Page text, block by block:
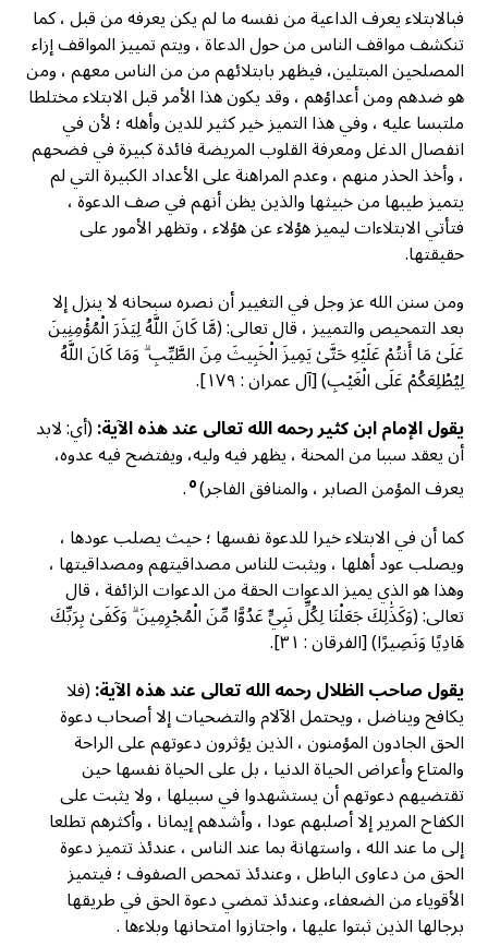
فبالابتلاء يعرف الداعية من نفسه ما لم يكن يعرفه من قبل ، كما
تنكشف مواقف الناس من حول الدعاة ، ويتم تمييز المواقف إزاء
المصلحين المبتلين، فيظهر بابتلائهم من من الناس معهم ، ومن
هو ضدهم ومن أعداؤهم ، وقد يكون هذا الأمر قبل الابتلاء مختلطا
ملتبسا عليه ، وفي هذا التميز خیر کثیر للدين وأهله ؛ لأن في
انفصال الدغل ومعرفة القلوب المريضة فائدة كبيرة في فضحهم
، وأخذ الحذر منهم ، وعدم المراهنة على الأعداد الكبيرة التي لم
يتميز طيبها من خبيثها والذين يظن أنهم في صف الدعوة ،
فتأتي الابتلاءات ليميز هؤلاء عن هؤلاء ، وتظهر الأمور على
حقيقتها.
ومن سنن الله عز وجل في التغيير أن نصره سبحانه لا ينزل إلا
بعد التمحيص والتمييز ، قال تعالى: (مَّا كَانَ اللَّهُ لِيَذَرَ الْمُؤْمِنِينَ
عَلَىٰ مَا أَنتُمْ عَلَيْهِ حَتَّىٰ يَمِيزَ الْخَبِيثَ مِنَ الطَّيِّبِ ۗ وَمَا كَانَ اللَّهُ
لِيُطْلِعَكُمْ عَلَى الْغَيْبِ) [آل عمران : ١٧٩].
يقول الإمام ابن کثیر رحمه الله تعالى عند هذه الآية:(أي: لابد
أن يعقد سببا من المحنة ، يظهر فيه وليه، ويفتضح فيه عدوه،
يعرف المؤمن الصابر ، والمنافق الفاجر)٥.
كما أن في الابتلاء خيرا للدعوة نفسها ؛ حيث يصلب عودها ،
ويصلب عود أهلها ، ويثبت للناس مصداقيتهم ومصداقيتها ،
وهذا هو الذي يميز الدعوات الحقة من الدعوات الزائفة ، قال
تعالى: (وَكَذَٰلِكَ جَعَلْنَا لِكُلِّ نَبِيٍّ عَدُوًّا مِّنَ الْمُجْرِمِينَ ۗ وَكَفَىٰ بِرَبِّكَ
هَادِيًا وَنَصِيرًا) [الفرقان : ٣١].
يقول صاحب الظلال رحمه الله تعالى عند هذه الآية:(فلا
يكافح ويناضل ، ويحتمل الآلام والتضحيات إلا أصحاب دعوة
الحق الجادون المؤمنون ، الذين يؤثرون دعوتهم على الراحة
والمتاع وأعراض الحياة الدنيا ، بل على الحياة نفسها حين
تقتضيهم دعوتهم أن يستشهدوا في سبيلها ، ولا يثبت على
الكفاح المرير إلا أصلبهم عودا ، وأشدهم إيمانا ، وأكثرهم تطلعا
إلى ما عند الله ، واستهانة بما عند الناس ، عندئذ تتميز دعوة
الحق من دعاوى الباطل ، وعندئذ تمحص الصفوف ؛ فيتميز
الأقوياء من الضعفاء، وعندئذ تمضي دعوة الحق في طريقها
برجالها الذين ثبتوا عليها ، واجتازوا امتحانها وبلاءها .